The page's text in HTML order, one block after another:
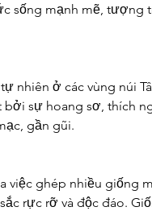
sống mạnh mẽ, tượng
nhiên ở các vùng núi
bởi sự hoang sơ, thích
gần gũi.
việc ghép nhiều giống
rực rỡ và độc đáo.